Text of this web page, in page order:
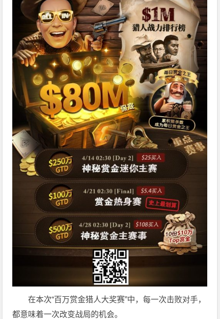
在本次“百万赏金猎人大奖赛”中，每一次击败对手，
都意味着一次改变战局的机会。